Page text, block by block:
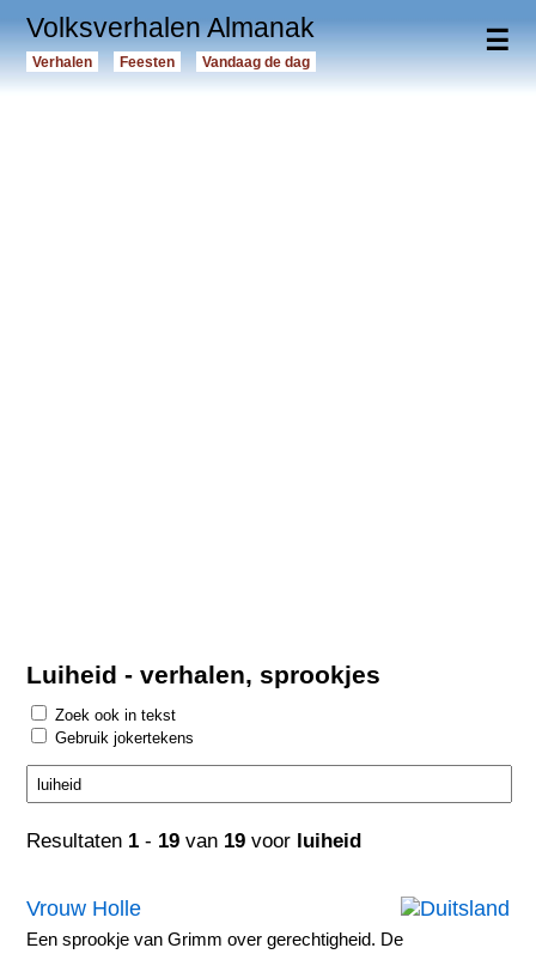
☰
Volksverhalen Almanak
Verhalen Feesten Vandaag de dag
Luiheid - verhalen, sprookjes
Zoek ook in tekst
Gebruik jokertekens
Resultaten 1 - 19 van 19 voor luiheid
Vrouw Holle
Een sprookje van Grimm over gerechtigheid. De